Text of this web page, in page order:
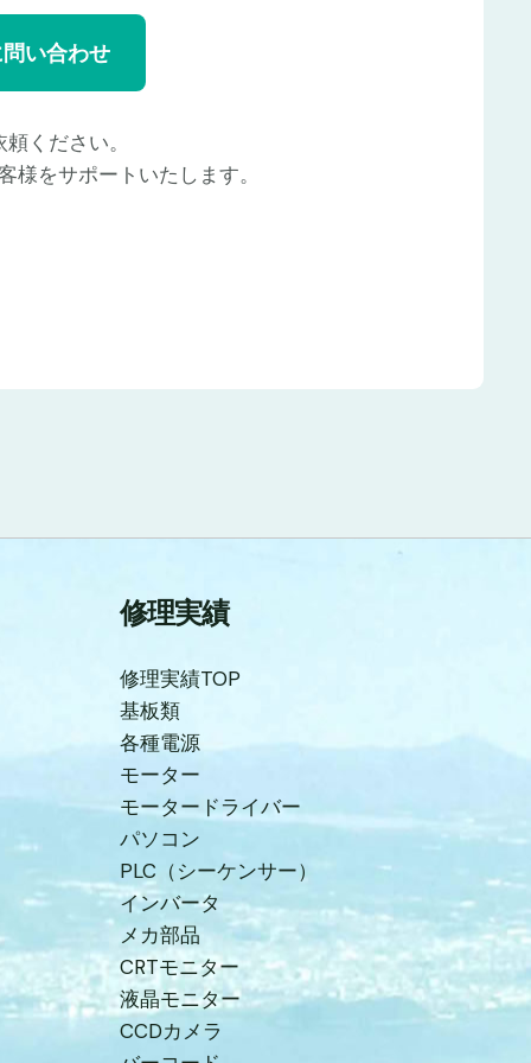
い合わせ
ください。
をサポートいたします。
修理実績
修理実績TOP
基板類
各種電源
モーター
モータードライバー
パソコン
PLC（シーケンサー）
インバータ
メカ部品
CRTモニター
液晶モニター
CCDカメラ